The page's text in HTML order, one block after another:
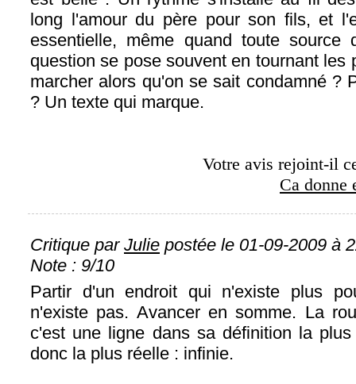
long l'amour du père pour son fils, et
essentielle, même quand toute source
question se pose souvent en tournant les
marcher alors qu'on se sait condamné ?
? Un texte qui marque.
Votre avis rejoint-il
Ca donne
Critique par Julie postée le 01-09-2009 à
Note : 9/10
Partir d'un endroit qui n'existe plus
n'existe pas. Avancer en somme. La
c'est une ligne dans sa définition la
donc la plus réelle : infinie.